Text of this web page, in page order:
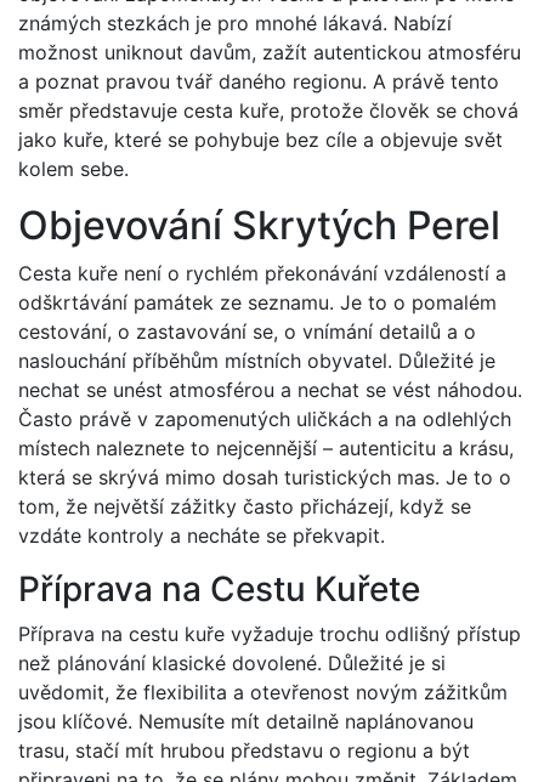
známých stezkách je pro mnohé lákavá. Nabízí
možnost uniknout davům, zažít autentickou atmosféru
a poznat pravou tvář daného regionu. A právě tento
směr představuje cesta kuře, protože člověk se chová
jako kuře, které se pohybuje bez cíle a objevuje svět
kolem sebe.
Objevování Skrytých Perel
Cesta kuře není o rychlém překonávání vzdáleností a
odškrtávání památek ze seznamu. Je to o pomalém
cestování, o zastavování se, o vnímání detailů a o
naslouchání příběhům místních obyvatel. Důležité je
nechat se unést atmosférou a nechat se vést náhodou.
Často právě v zapomenutých uličkách a na odlehlých
místech naleznete to nejcennější – autenticitu a krásu,
která se skrývá mimo dosah turistických mas. Je to o
tom, že největší zážitky často přicházejí, když se
vzdáte kontroly a necháte se překvapit.
Příprava na Cestu Kuřete
Příprava na cestu kuře vyžaduje trochu odlišný přístup
než plánování klasické dovolené. Důležité je si
uvědomit, že flexibilita a otevřenost novým zážitkům
jsou klíčové. Nemusíte mít detailně naplánovanou
trasu, stačí mít hrubou představu o regionu a být